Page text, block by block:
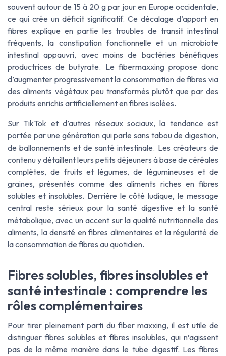
souvent autour de 15 à 20 g par jour en Europe occidentale,
ce qui crée un déficit significatif. Ce décalage d’apport en
fibres explique en partie les troubles de transit intestinal
fréquents, la constipation fonctionnelle et un microbiote
intestinal appauvri, avec moins de bactéries bénéfiques
productrices de butyrate. Lefibermaxxingpropose donc
d’augmenter progressivement la consommation de fibres via
des aliments végétaux peu transformés plutôt que par des
produits enrichis artificiellement en fibres isolées.
Sur TikTok et d’autres réseaux sociaux, la tendance est
portée par une génération qui parle sans tabou de digestion,
de ballonnements et de santé intestinale. Les créateurs de
contenu y détaillent leurs petits déjeuners à base de céréales
complètes, de fruits et légumes, de légumineuses et de
graines, présentés comme des aliments riches en fibres
solubles et insolubles. Derrière le côté ludique, le message
central reste sérieux pour la santé digestive et la santé
métabolique, avec un accent sur la qualité nutritionnelle des
aliments, la densité en fibres alimentaires et la régularité de
la consommation de fibres au quotidien.
Fibres solubles, fibres insolubles et
santé intestinale : comprendre les
rôles complémentaires
Pour tirer pleinement parti dufiber maxxing, il est utile de
distinguer fibres solubles et fibres insolubles, qui n’agissent
pas de la même manière dans le tube digestif. Les fibres